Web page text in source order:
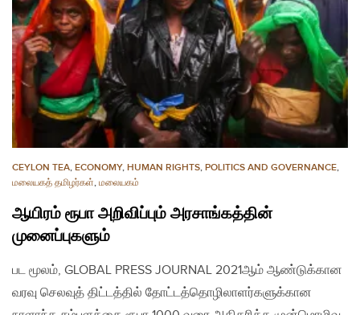
CEYLON TEA, ECONOMY, HUMAN RIGHTS, POLITICS AND GOVERNANCE,
மலையகத் தமிழர்கள், மலையகம்
ஆயிரம் ரூபா அறிவிப்பும் அரசாங்கத்தின்
முனைப்புகளும்
பட மூலம், GLOBAL PRESS JOURNAL 2021ஆம் ஆண்டுக்கான
வரவு செலவுத் திட்டத்தில் தோட்டத்தொழிலாளர்களுக்கான